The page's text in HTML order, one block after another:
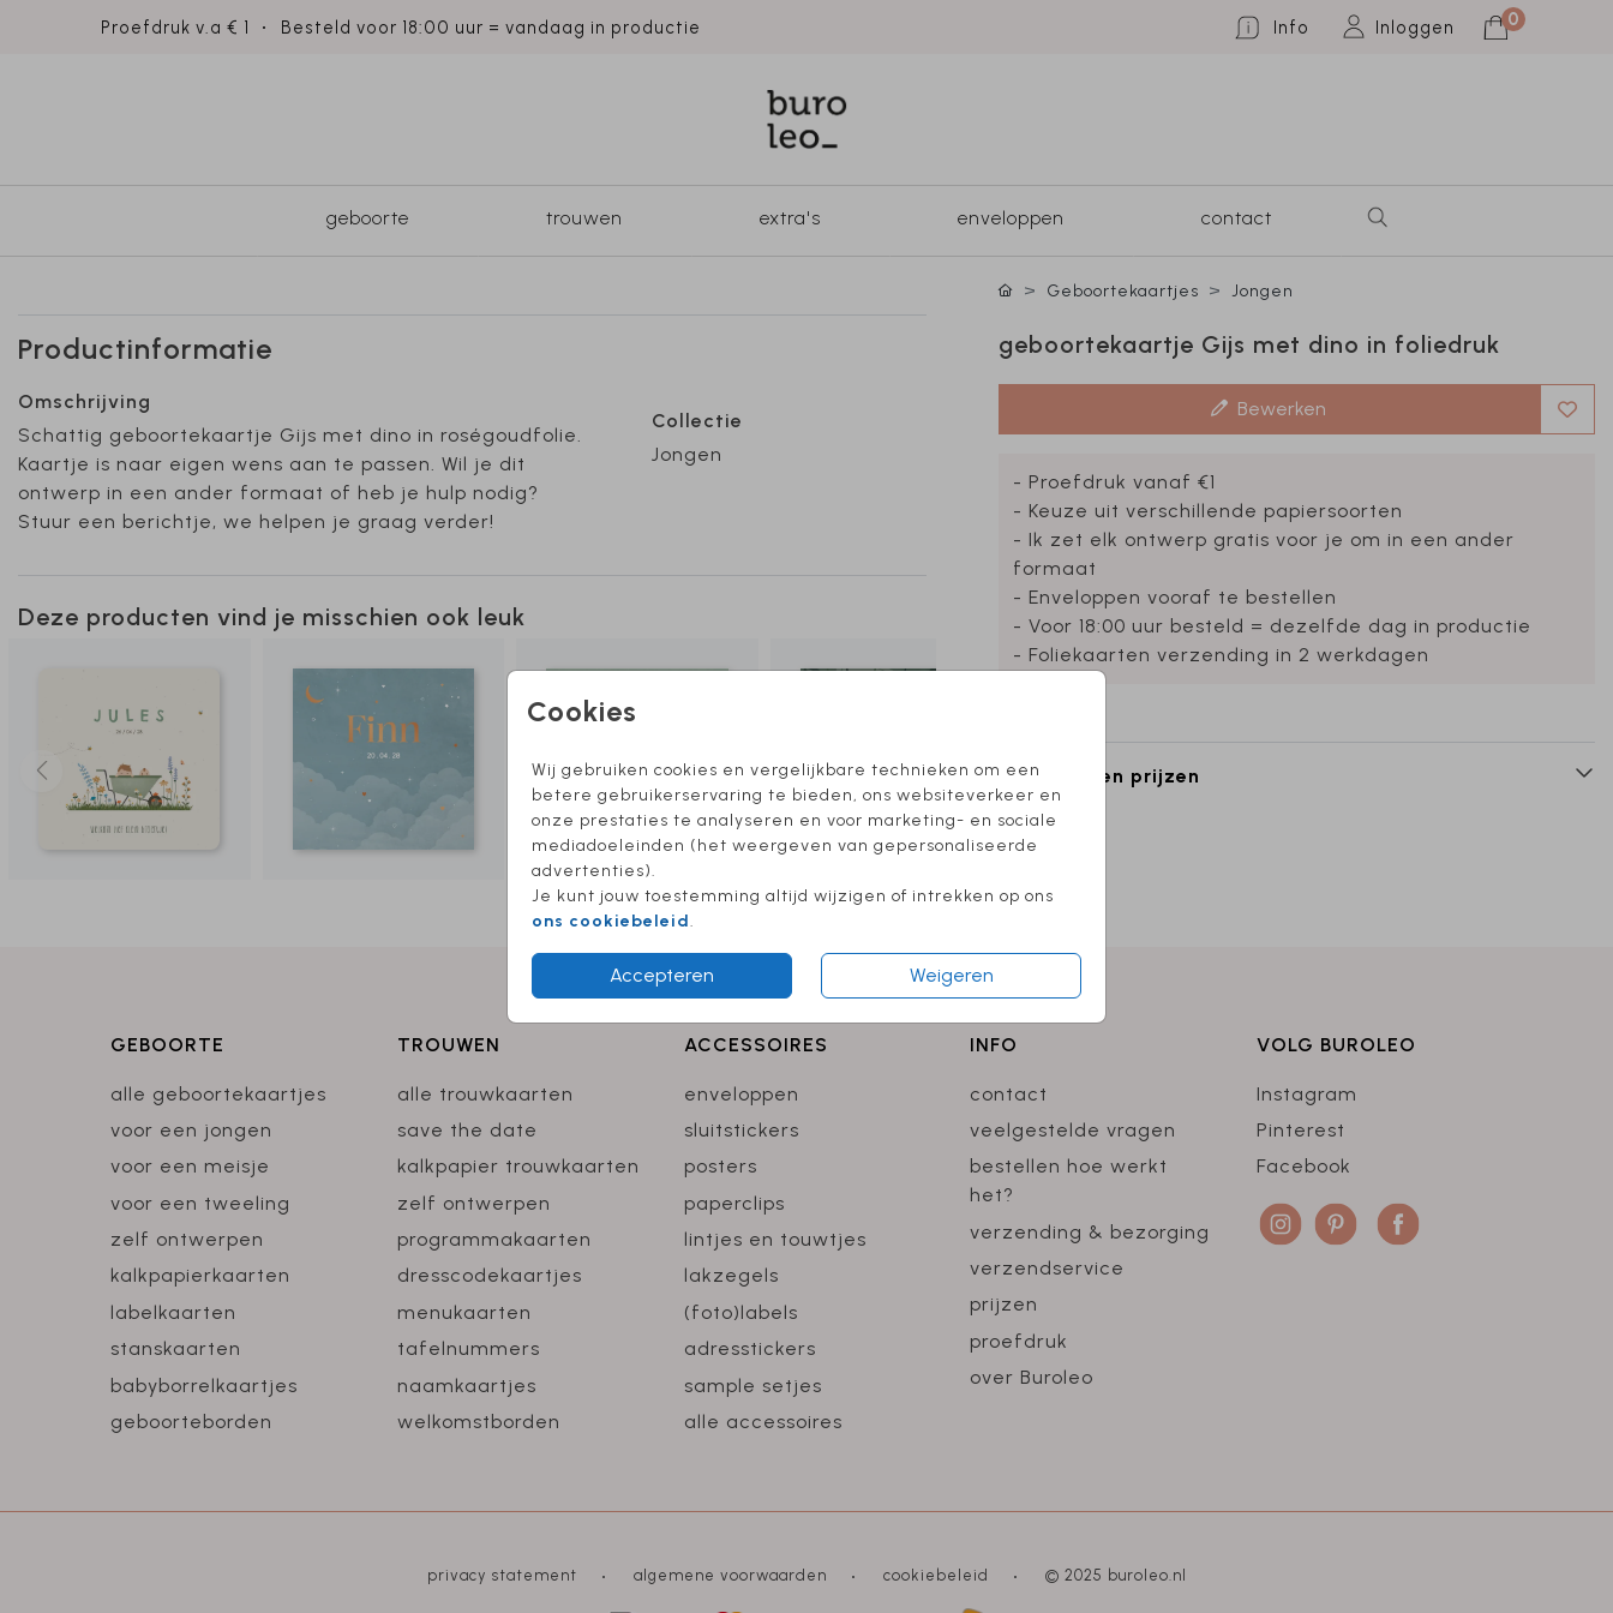
Proefdruk v.a € 1 Besteld voor 18:00 uur = vandaag in productie Info Inloggen 0
geboorte trouwen extra's enveloppen contact
Cookies
Wij gebruiken cookies en vergelijkbare technieken om een
betere gebruikerservaring te bieden, ons websiteverkeer en
onze prestaties te analyseren en voor marketing- en sociale
mediadoeleinden (het weergeven van gepersonaliseerde
advertenties).
Je kunt jouw toestemming altijd wijzigen of intrekken op ons
ons cookiebeleid.
Accepteren Weigeren
Productinformatie
Omschrijving
Schattig geboortekaartje Gijs met dino in roségoudfolie.
Kaartje is naar eigen wens aan te passen. Wil je dit
ontwerp in een ander formaat of heb je hulp nodig?
Stuur een berichtje, we helpen je graag verder!
Collectie
Jongen
Deze producten vind je misschien ook leuk
Geboortekaartjes Jongen
geboortekaartje Gijs met dino in foliedruk
Bewerken
- Proefdruk vanaf €1
- Keuze uit verschillende papiersoorten
- Ik zet elk ontwerp gratis voor je om in een ander
formaat
- Enveloppen vooraf te bestellen
- Voor 18:00 uur besteld = dezelfde dag in productie
- Foliekaarten verzending in 2 werkdagen
Formaten en prijzen
GEBOORTE
alle geboortekaartjes
voor een jongen
voor een meisje
voor een tweeling
zelf ontwerpen
kalkpapierkaarten
labelkaarten
stanskaarten
babyborrelkaartjes
geboorteborden
TROUWEN
alle trouwkaarten
save the date
kalkpapier trouwkaarten
zelf ontwerpen
programmakaarten
dresscodekaartjes
menukaarten
tafelnummers
naamkaartjes
welkomstborden
ACCESSOIRES
enveloppen
sluitstickers
posters
paperclips
lintjes en touwtjes
lakzegels
(foto)labels
adresstickers
sample setjes
alle accessoires
INFO
contact
veelgestelde vragen
bestellen hoe werkt
het?
verzending & bezorging
verzendservice
prijzen
proefdruk
over Buroleo
VOLG BUROLEO
Instagram
Pinterest
Facebook
privacy statement algemene voorwaarden cookiebeleid © 2025 buroleo.nl